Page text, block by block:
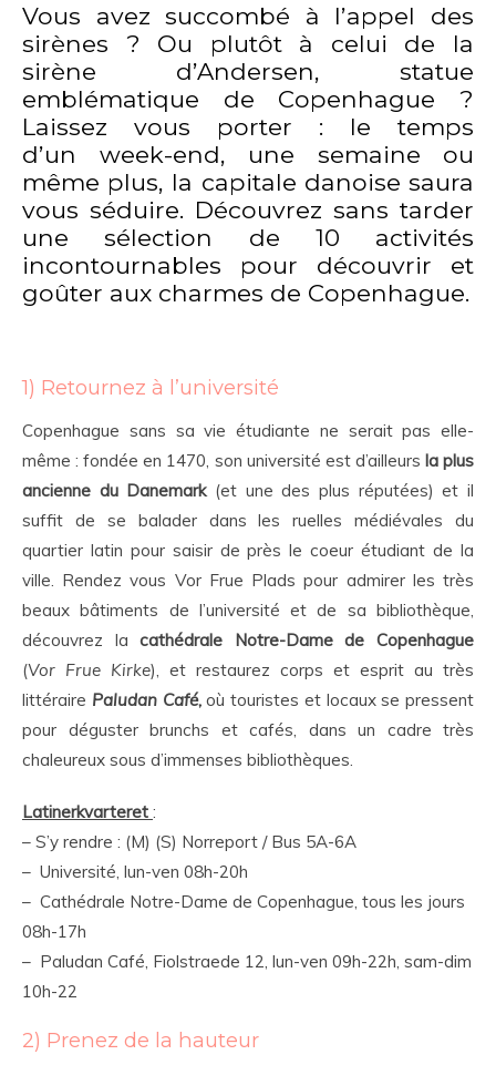
Vous avez succombé à l’appel des
sirènes ? Ou plutôt à celui de la
sirène d’Andersen, statue
emblématique de Copenhague ?
Laissez vous porter : le temps
d’un week-end, une semaine ou
même plus, la capitale danoise saura
vous séduire. Découvrez sans tarder
une sélection de 10 activités
incontournables pour découvrir et
goûter aux charmes de Copenhague.
1) Retournez à l’université
Copenhague sans sa vie étudiante ne serait pas elle-
même : fondée en 1470, son université est d’ailleurs la plus
ancienne du Danemark(et une des plus réputées) et il
suffit de se balader dans les ruelles médiévales du
quartier latin pour saisir de près le coeur étudiant de la
ville. Rendez vous Vor Frue Plads pour admirer les très
beaux bâtiments de l’université et de sa bibliothèque,
découvrez lacathédrale Notre-Dame de Copenhague
(Vor Frue Kirke), et restaurez corps et esprit au très
littéraire Paludan Café,où touristes et locaux se pressent
pour déguster brunchs et cafés, dans un cadre très
chaleureux sous d’immenses bibliothèques.
Latinerkvarteret :
– S’y rendre : (M) (S) Norreport / Bus 5A-6A
– Université, lun-ven 08h-20h
– Cathédrale Notre-Dame de Copenhague, tous les jours
08h-17h
– Paludan Café, Fiolstraede 12, lun-ven 09h-22h, sam-dim
10h-22
2) Prenez de la hauteur